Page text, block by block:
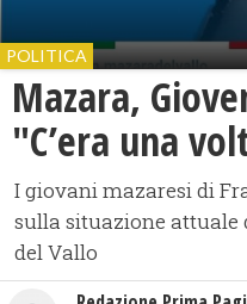
POLITICA
Mazara,
"C’era una
I giovani mazaresi di
sulla situazione attuale
del Vallo